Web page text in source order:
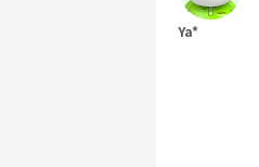
Ya*